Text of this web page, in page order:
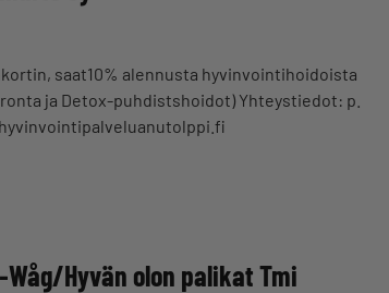
saat10% alennusta hyvinvointihoidoista
ja Detox-puhdistshoidot) Yhteystiedot: p.
Hyvän olon palikat Tmi